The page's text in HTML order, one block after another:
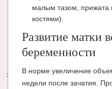
малым тазом,
костями).
Развитие матки
беременности
В норме увеличение
недели после зачатия.